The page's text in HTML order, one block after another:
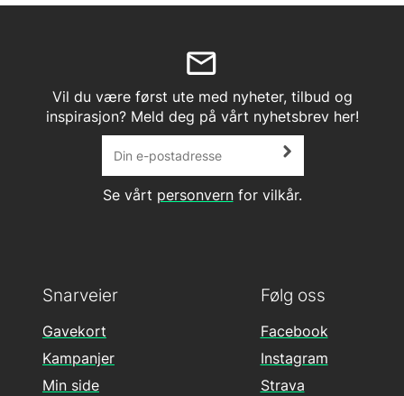
Vil du være først ute med nyheter, tilbud og
inspirasjon? Meld deg på vårt nyhetsbrev her!
Se vårt personvernfor vilkår.
Følg oss
Facebook
Instagram
Strava
Snarveier
Gavekort
Kampanjer
Min side